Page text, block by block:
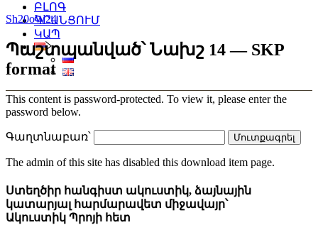
ԲԼՈԳ
ԳՐԱՆՑՈՒՄ
ԿԱՊ
Sh20oW24
Պաշտպանված՝ Նախշ 14 — SKP
format
This content is password-protected. To view it, please enter the
password below.
Գաղտնաբառ՝
The admin of this site has disabled this download item page.
Ստեղծիր հանգիստ ակուստիկ, ձայնային
կատարյալ հարմարավետ միջավայր՝
Ակուստիկ Պրոյի հետ